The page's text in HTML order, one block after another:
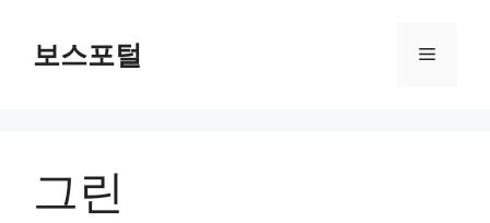
보스포털 메
그린